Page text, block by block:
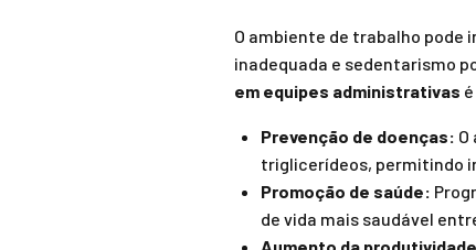
O ambiente de trabalho
inadequada e sedentarismo
em equipes administrativas
Prevenção de doenças:
triglicerídeos, permitindo
Promoção de saúde:
de vida mais saudável